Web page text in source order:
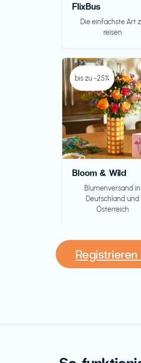
FlixBus
Die einfachste Art
reisen
bis zu -25%
Bloom & Wild
Blumenversand in
Deutschland und
Österreich